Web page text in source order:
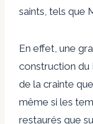
saints, tels que
En effet, une
construction du
de la crainte
même si les
restaurés que